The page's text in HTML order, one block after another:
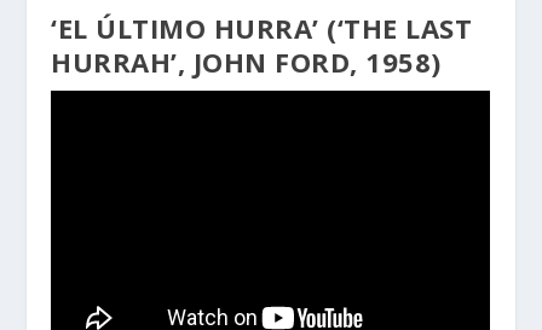
‘EL ÚLTIMO HURRA’ (‘THE LAST
HURRAH’, JOHN FORD, 1958)